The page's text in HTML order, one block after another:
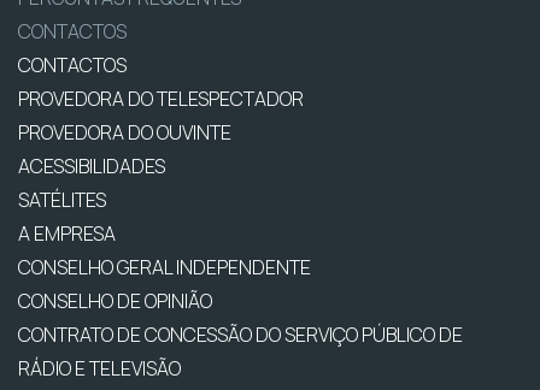
CONTACTOS
CONTACTOS
PROVEDORA DO TELESPECTADOR
PROVEDORA DO OUVINTE
ACESSIBILIDADES
SATÉLITES
A EMPRESA
CONSELHO GERAL INDEPENDENTE
CONSELHO DE OPINIÃO
CONTRATO DE CONCESSÃO DO SERVIÇO PÚBLICO DE
RÁDIO E TELEVISÃO